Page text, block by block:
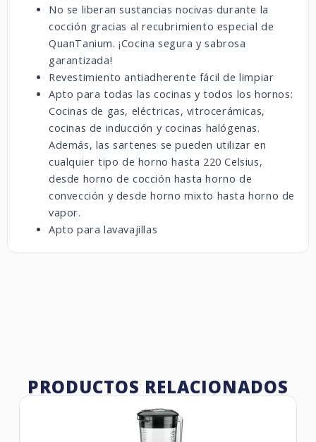
No se liberan sustancias nocivas durante la
cocción gracias al recubrimiento especial de
QuanTanium. ¡Cocina segura y sabrosa
garantizada!
Revestimiento antiadherente fácil de limpiar
Apto para todas las cocinas y todos los hornos:
Cocinas de gas, eléctricas, vitrocerámicas,
cocinas de inducción y cocinas halógenas.
Además, las sartenes se pueden utilizar en
cualquier tipo de horno hasta 220 Celsius,
desde horno de cocción hasta horno de
convección y desde horno mixto hasta horno de
vapor.
Apto para lavavajillas
PRODUCTOS RELACIONADOS